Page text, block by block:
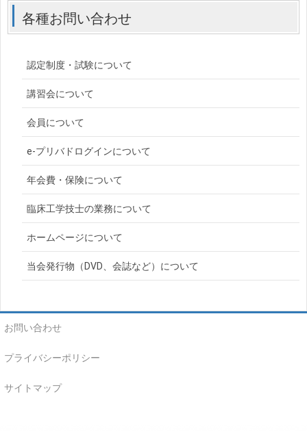
各種お問い合わせ
認定制度・試験について
講習会について
会員について
e-プリバドログインについて
年会費・保険について
臨床工学技士の業務について
ホームページについて
当会発行物（DVD、会誌など）について
お問い合わせ
プライバシーポリシー
サイトマップ